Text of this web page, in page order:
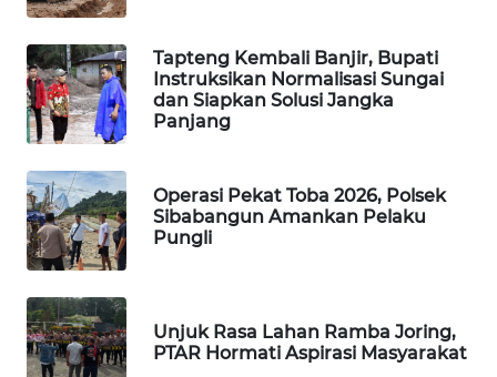
Tapteng Kembali Banjir, Bupati
Instruksikan Normalisasi Sungai
dan Siapkan Solusi Jangka
Panjang
Operasi Pekat Toba 2026, Polsek
Sibabangun Amankan Pelaku
Pungli
Unjuk Rasa Lahan Ramba Joring,
PTAR Hormati Aspirasi Masyarakat
Network
KONSUMEN
LISTRIK
KELISTRIKAN
WALINKI
ID
MAWAKA
ID